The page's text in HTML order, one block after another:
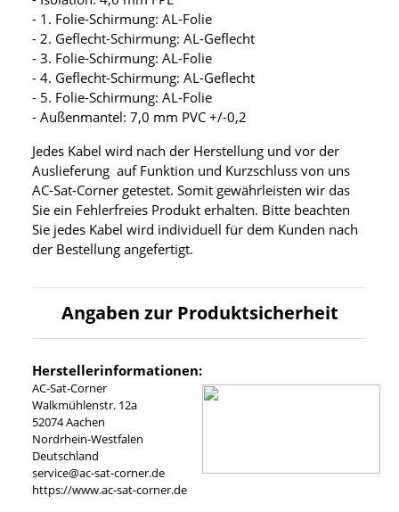
- 1. Folie-Schirmung: AL-Folie
- 2. Geflecht-Schirmung: AL-Geflecht
- 3. Folie-Schirmung: AL-Folie
- 4. Geflecht-Schirmung: AL-Geflecht
- 5. Folie-Schirmung: AL-Folie
- Außenmantel: 7,0 mm PVC +/-0,2
Jedes Kabel wird nach der Herstellung und vor der
Auslieferung auf Funktion und Kurzschluss von uns
AC-Sat-Corner getestet. Somit gewährleisten wir das
Sie ein Fehlerfreies Produkt erhalten. Bitte beachten
Sie jedes Kabel wird individuell für dem Kunden nach
der Bestellung angefertigt.
Angaben zur Produktsicherheit
Herstellerinformationen:
AC-Sat-Corner
Walkmühlenstr. 12a
52074 Aachen
Nordrhein-Westfalen
Deutschland
service@ac-sat-corner.de
https://www.ac-sat-corner.de